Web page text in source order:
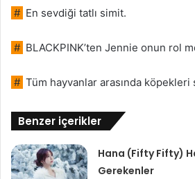
# En sevdiği tatlı simit.
# BLACKPINK’ten Jennie onun rol
# Tüm hayvanlar arasında köpekleri
Benzer içerikler
Hana (Fifty Fifty)
Gerekenler